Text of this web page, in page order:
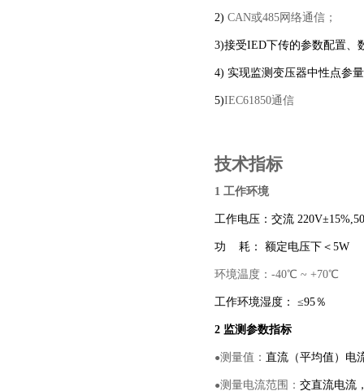
2) CAN或485网络通信；
3)接受IED下传的参数配置、
4) 实现监测 变压器中性点参
5)IEC61850通信
技术指标
1 工作环境
工作电压：交流
功 耗： 额定电压下＜5W
环境温度：-40℃ ~ +70℃
工作环境湿度： ≤95％
2 监测参数指标
●测量值： 直流（平均值）电
●测量电流范围： 交直流电流